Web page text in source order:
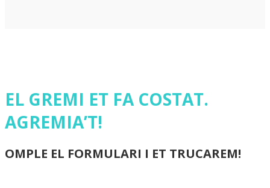
EL GREMI ET FA COSTAT.
AGREMIA’T!
OMPLE EL FORMULARI I ET TRUCAREM!